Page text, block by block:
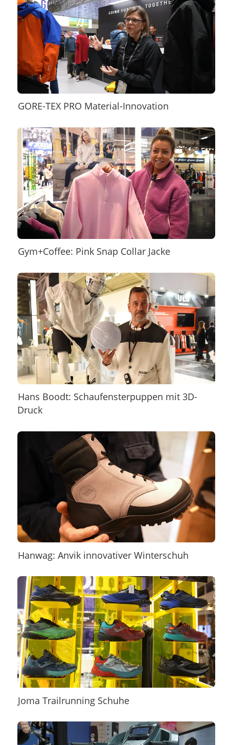
GORE-TEX PRO Material-Innovation
Gym+Coffee: Pink Snap Collar Jacke
Hans Boodt: Schaufensterpuppen mit 3D-
Druck
Hanwag: Anvik innovativer Winterschuh
Joma Trailrunning Schuhe